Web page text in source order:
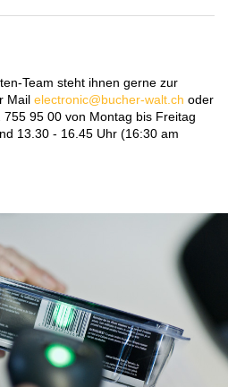
Team steht ihnen gerne zur
Mail electronic@bucher-walt.ch oder
755 95 00 von Montag bis Freitag
13.30 - 16.45 Uhr (16:30 am